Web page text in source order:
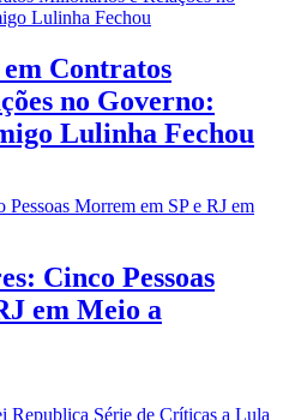
Contratos
no Governo:
Lulinha Fechou
Cinco Pessoas
em Meio a